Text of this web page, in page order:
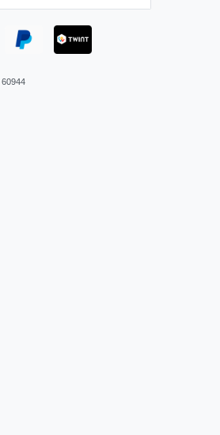
60944